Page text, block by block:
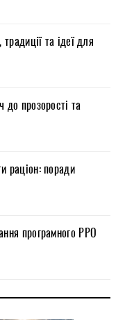
та ідеї для
до прозорості та
раціон: поради
програмного РРО